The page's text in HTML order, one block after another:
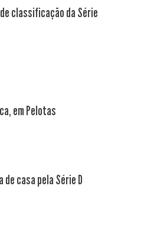
classificação da Série
em Pelotas
de casa pela Série D